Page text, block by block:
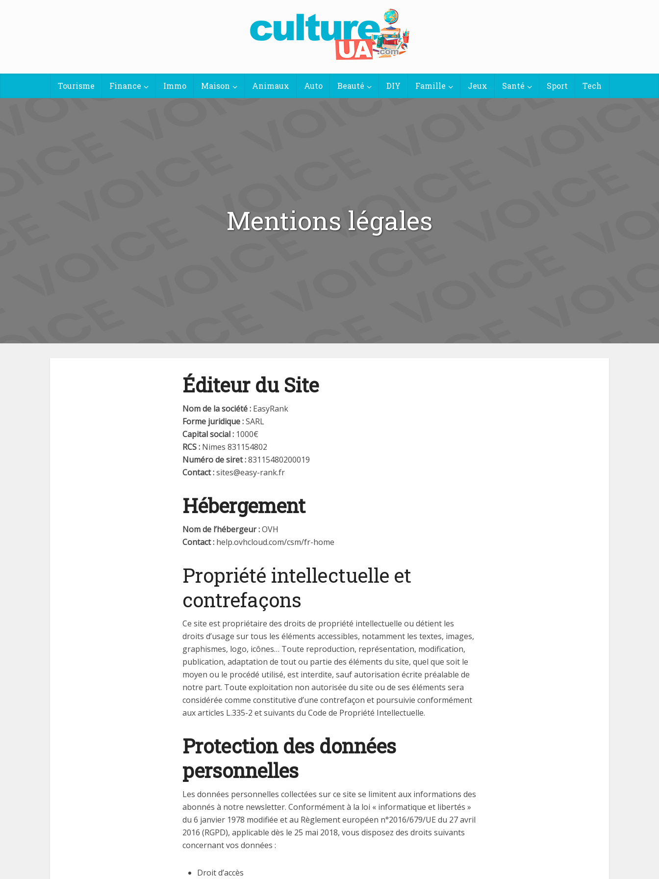
Tourisme Finance Immo Maison Animaux Auto Beauté DIY Famille Jeux Santé Sport Tech
Mentions légales
Éditeur du Site
Nom de la société : EasyRank
Forme juridique :SARL
Capital social : 1000€
RCS : Nimes 831154802
Numéro de siret :83115480200019
Contact :sites@easy-rank.fr
Hébergement
Nom de l’hébergeur :OVH
Contact : help.ovhcloud.com/csm/fr-home
Propriété intellectuelle et
contrefaçons
Ce site est propriétaire des droits de propriété intellectuelle ou détient les
droits d’usage sur tous les éléments accessibles, notamment les textes, images,
graphismes, logo, icônes… Toute reproduction, représentation, modification,
publication, adaptation de tout ou partie des éléments du site, quel que soit le
moyen ou le procédé utilisé, est interdite, sauf autorisation écrite préalable de
notre part. Toute exploitation non autorisée du site ou de ses éléments sera
considérée comme constitutive d’une contrefaçon et poursuivie conformément
aux articles L.335-2 et suivants du Code de Propriété Intellectuelle.
Protection des données
personnelles
Les données personnelles collectées sur ce site se limitent aux informations des
abonnés à notre newsletter. Conformément à la loi « informatique et libertés »
du 6 janvier 1978 modifiée et au Règlement européen n°2016/679/UE du 27 avril
2016 (RGPD), applicable dès le 25 mai 2018, vous disposez des droits suivants
concernant vos données :
Droit d’accès